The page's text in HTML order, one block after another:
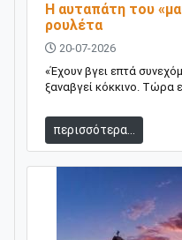
Η αυταπάτη του
ρουλέτα
20-07-2026
«Έχουν βγει επτά
ξαναβγεί κόκκινο. Τώρα
περισσότερα...